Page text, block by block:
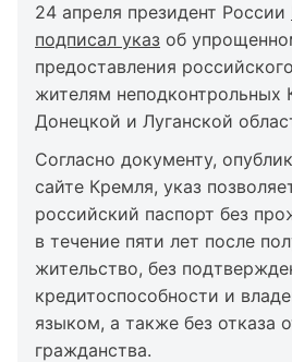
24 апреля президент России
подписал указ об
предоставления
жителям неподконтрольных
Донецкой и Луганской
Согласно документу,
сайте Кремля, указ
российский паспорт без
в течение пяти лет после
жительство, без
кредитоспособности и
языком, а также без отказа
гражданства.